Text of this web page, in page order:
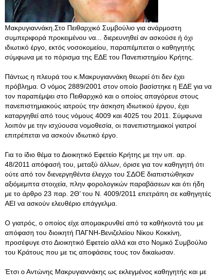
Μακρυγιαννάκη.Στο Πειθαρχικό Συμβούλιο για ανάρμοστη
συμπεριφορά προκειμένου να... διερευνηθεί αν ασκούσε ή όχι
ιδιωτικό έργο, εκτός νοσοκομείου, παραπέμπεται ο καθηγητής
σύμφωνα με το πόρισμα της ΕΔΕ του Πανεπιστημίου Κρήτης.
Πάντως η πλευρά του κ.Μακρυγιαννάκη θεωρεί ότι δεν έχει
πρόβλημα. Ο νόμος 2889/2001 στον οποίο βασίστηκε η ΕΔΕ για να
τον παραπέμψει στο Πειθαρχικό και ο οποίος απαγόρευε στους
πανεπιστημιακούς ιατρούς την άσκηση ιδιωτικού έργου, έχει
καταργηθεί από τους νόμους 4009 και 4025 του 2011. Σύμφωνα
λοιπόν με την ισχύουσα νομοθεσία, οι πανεπιστημιακοί γιατροί
επιτρέπεται να ασκούν ιδιωτικό έργο.
Για το ίδιο θέμα το Διοικητικό Εφετείο Κρήτης με την υπ. αρ.
48/2011 απόφασή του, μεταξύ άλλων, όρισε για τον καθηγητή ότι
ούτε από τον διενεργηθέντα έλεγχο του ΣΔΟΕ διαπιστώθηκαν
αξιόμεμπτα στοιχεία, πλην φορολογικών παραβάσεων και ότι ήδη
με το άρθρο 23 παρ. 2Θ’ του Ν. 4009/2011 επετράπη σε καθηγητές
ΑΕΙ να ασκούν ελευθέριο επάγγελμα.
Ο γιατρός, ο οποίος είχε απομακρυνθεί από τα καθήκοντά του με
απόφαση του διοικητή ΠΑΓΝΗ-Βενιζελείου Νίκου Κοκκίνη,
προσέφυγε στο Διοικητικό Εφετείο αλλά και στο Νομικό Συμβούλιο
του Κράτους που με τις αποφάσεις τους τον δικαίωσαν.
Έτσι ο Αντώνης Μακρυγιαννάκης ως εκλεγμένος καθηγητής και με